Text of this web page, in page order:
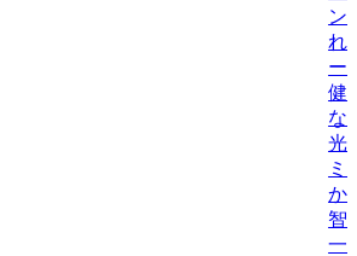
ン
れ
ー
健
な
光
ミ
か/
智
一